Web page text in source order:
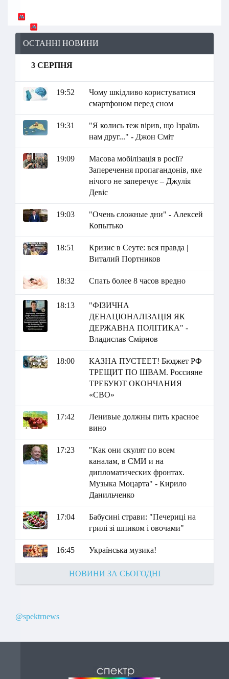
ОСТАННІ НОВИНИ
3 СЕРПНЯ
19:52
Чому шкідливо користуватися
смартфоном перед сном
19:31
"Я колись теж вірив, що Ізраїль
нам друг..." - Джон Сміт
19:09
Масова мобілізація в росії?
Заперечення пропагандонів, яке
нічого не заперечує – Джулія
Девіс
19:03
"Очень сложные дни" - Алексей
Копытько
18:51
Кризис в Сеуте: вся правда |
Виталий Портников
18:32 Спать более 8 часов вредно
18:13
"ФІЗИЧНА
ДЕНАЦІОНАЛІЗАЦІЯ ЯК
ДЕРЖАВНА ПОЛІТИКА" -
Владислав Смірнов
18:00
КАЗНА ПУСТЕЕТ! Бюджет РФ
ТРЕЩИТ ПО ШВАМ. Россияне
ТРЕБУЮТ ОКОНЧАНИЯ
«СВО»
17:42
Ленивые должны пить красное
вино
17:23
"Как они скулят по всем
каналам, в СМИ и на
дипломатических фронтах.
Музыка Моцарта" - Кирило
Данильченко
17:04
Бабусині страви: "Печериці на
грилі зі шпиком і овочами"
16:45 Українська музика!
НОВИНИ ЗА СЬОГОДНІ
@spektrnews